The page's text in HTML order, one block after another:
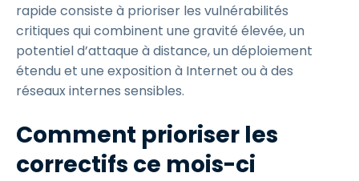
rapide consiste à prioriser les vulnérabilités
critiques qui combinent une gravité élevée, un
potentiel d’attaque à distance, un déploiement
étendu et une exposition à Internet ou à des
réseaux internes sensibles.
Comment prioriser les
correctifs ce mois-ci